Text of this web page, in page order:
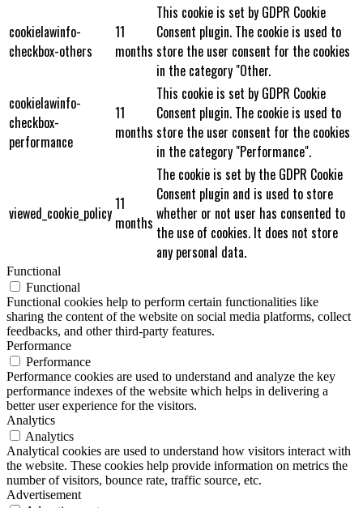
cookielawinfo-
checkbox-others
11
months
This cookie is set by GDPR Cookie
Consent plugin. The cookie is used to
store the user consent for the cookies
in the category "Other.
cookielawinfo-
checkbox-
performance
11
months
This cookie is set by GDPR Cookie
Consent plugin. The cookie is used to
store the user consent for the cookies
in the category "Performance".
viewed_cookie_policy11
months
The cookie is set by the GDPR Cookie
Consent plugin and is used to store
whether or not user has consented to
the use of cookies. It does not store
any personal data.
Functional
Functional
Functional cookies help to perform certain functionalities like
sharing the content of the website on social media platforms, collect
feedbacks, and other third-party features.
Performance
Performance
Performance cookies are used to understand and analyze the key
performance indexes of the website which helps in delivering a
better user experience for the visitors.
Analytics
Analytics
Analytical cookies are used to understand how visitors interact with
the website. These cookies help provide information on metrics the
number of visitors, bounce rate, traffic source, etc.
Advertisement